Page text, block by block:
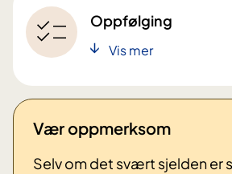
Oppfølging
Vis mer
Vær oppmerksom
Selv om det svært sjelden er